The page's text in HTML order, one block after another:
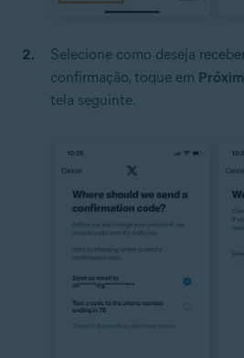
Selecione como deseja
confirmação, toque em
tela seguinte.